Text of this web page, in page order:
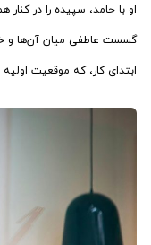
او با حامد، سپیده را در
گسست عاطفی میان آن‌ها و
ابتدای کار، که موقعیت